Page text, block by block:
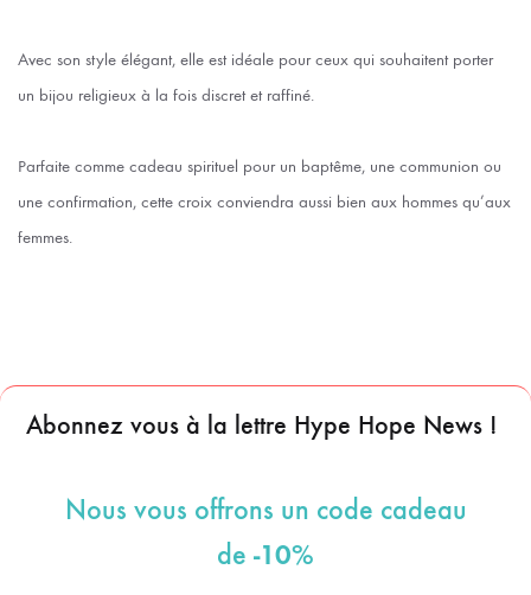
Avec son style élégant, elle est idéale pour ceux qui souhaitent porter
un bijou religieux à la fois discret et raffiné.
Parfaite comme cadeau spirituel pour un baptême, une communion ou
une confirmation, cette croix conviendra aussi bien aux hommes qu’aux
femmes.
Abonnez vous à la lettre Hype Hope News !
Nous vous offrons un code cadeau
de -10%